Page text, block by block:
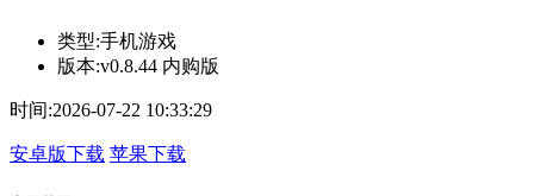
类型:手机游戏
版本:v0.8.44 内购版
时间:2026-07-22 10:33:29
安卓版下载 苹果下载